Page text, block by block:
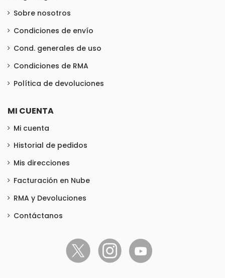
Sobre nosotros
Condiciones de envío
Cond. generales de uso
Condiciones de RMA
Política de devoluciones
MI CUENTA
Mi cuenta
Historial de pedidos
Mis direcciones
Facturación en Nube
RMA y Devoluciones
Contáctanos